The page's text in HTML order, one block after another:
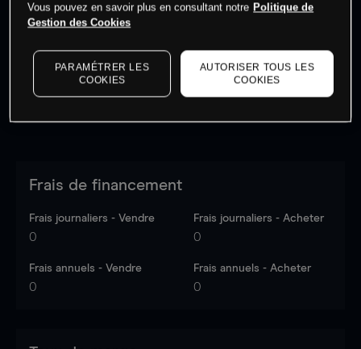
Les prix sont indicatifs.Connectez-vous pour voir les
dernières données du marché.
Frais de financement
Frais journaliers - Vendre
0
Frais journaliers - Acheter
0
Frais annuels - Vendre
0
Frais annuels - Acheter
0
Vous pouvez en savoir plus en consultant notre Politique de
Gestion des Cookies
PARAMÉTRER LES
COOKIES
AUTORISER TOUS LES
COOKIES